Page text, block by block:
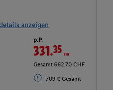
anzeigen
p.P.
331.35CHF
Gesamt 662.70 CHF
709 € Gesamt